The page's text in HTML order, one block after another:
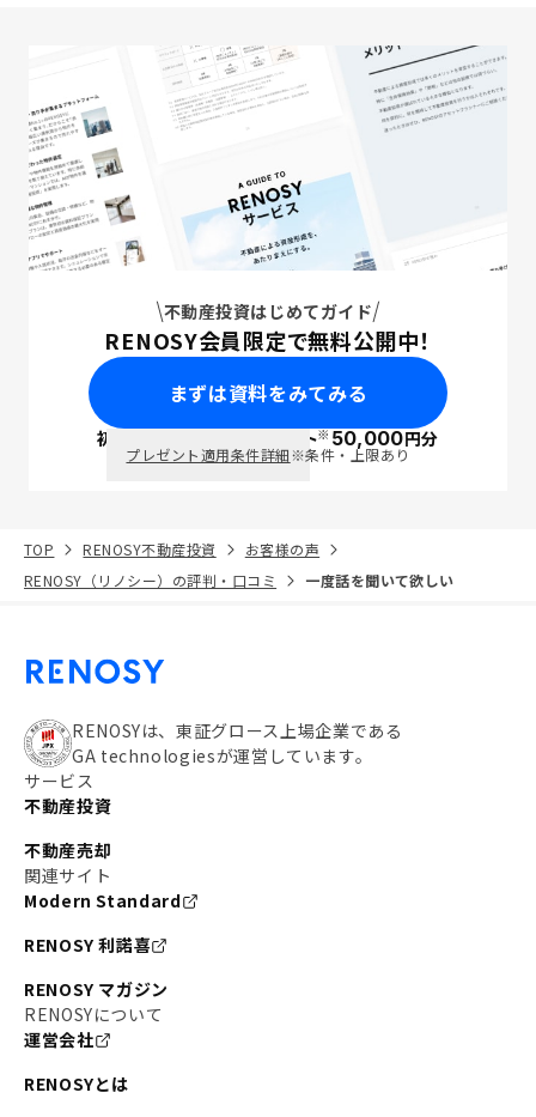
不動産投資はじめてガイド
RENOSY会員限定で無料公開中！
まずは資料をみてみる
初回面談で ポイント※50,000円分
プレゼント適用条件詳細※条件・上限あり
TOP RENOSY不動産投資
お客様の声
RENOSY（リノシー）の評判・口コミ
一度話を聞いて欲しい
RENOSYは、東証グロース上場企業である
GA technologiesが運営しています。
サービス
不動産投資
不動産売却
関連サイト
Modern Standard
RENOSY 利諾喜
RENOSY マガジン
RENOSYについて
運営会社
RENOSYとは